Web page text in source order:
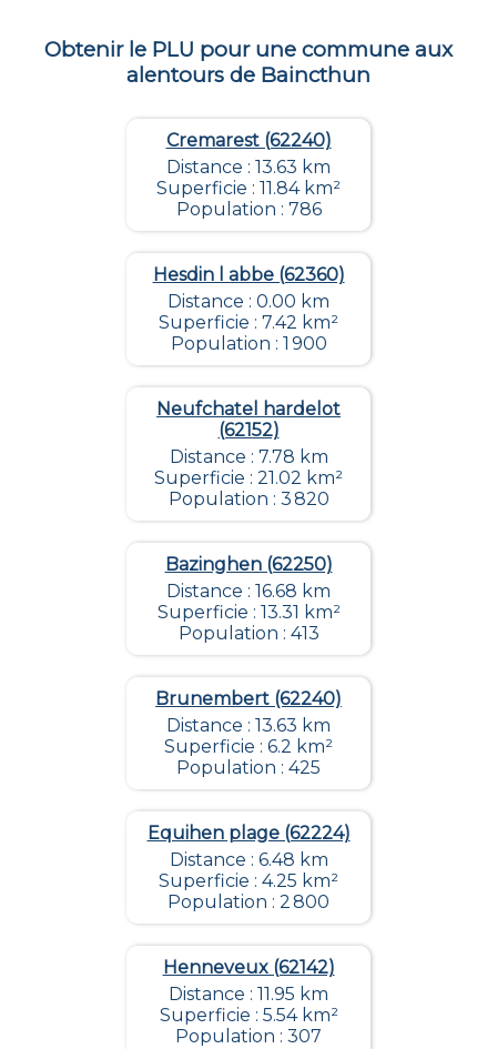
Obtenir le PLU pour une commune aux
alentours de Baincthun
Cremarest (62240)
Distance : 13.63 km
Superficie : 11.84 km²
Population : 786
Hesdin l abbe (62360)
Distance : 0.00 km
Superficie : 7.42 km²
Population : 1 900
Neufchatel hardelot
(62152)
Distance : 7.78 km
Superficie : 21.02 km²
Population : 3 820
Bazinghen (62250)
Distance : 16.68 km
Superficie : 13.31 km²
Population : 413
Brunembert (62240)
Distance : 13.63 km
Superficie : 6.2 km²
Population : 425
Equihen plage (62224)
Distance : 6.48 km
Superficie : 4.25 km²
Population : 2 800
Henneveux (62142)
Distance : 11.95 km
Superficie : 5.54 km²
Population : 307